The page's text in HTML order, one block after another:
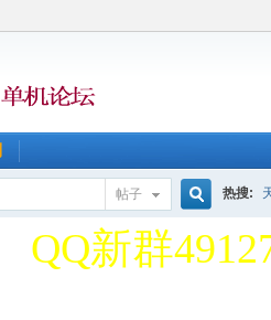
帖子 热搜:
天堂2单机
QQ新群